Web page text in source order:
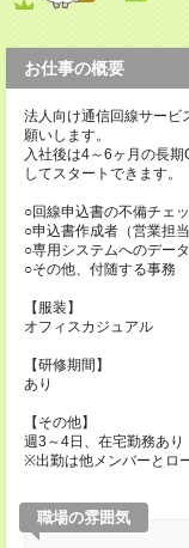
お仕事の概要
法人向け通信回線サービ
願いします。
入社後は4～6ヶ月の長
してスタートできます。
○回線申込書の不備チェ
○申込書作成者（営業担
○専用システムへのデー
○その他、付随する事務
【服装】
オフィスカジュアル
【研修期間】
あり
【その他】
週3～4日、在宅勤務あり
※出勤は他メンバーとロ
職場の雰囲気